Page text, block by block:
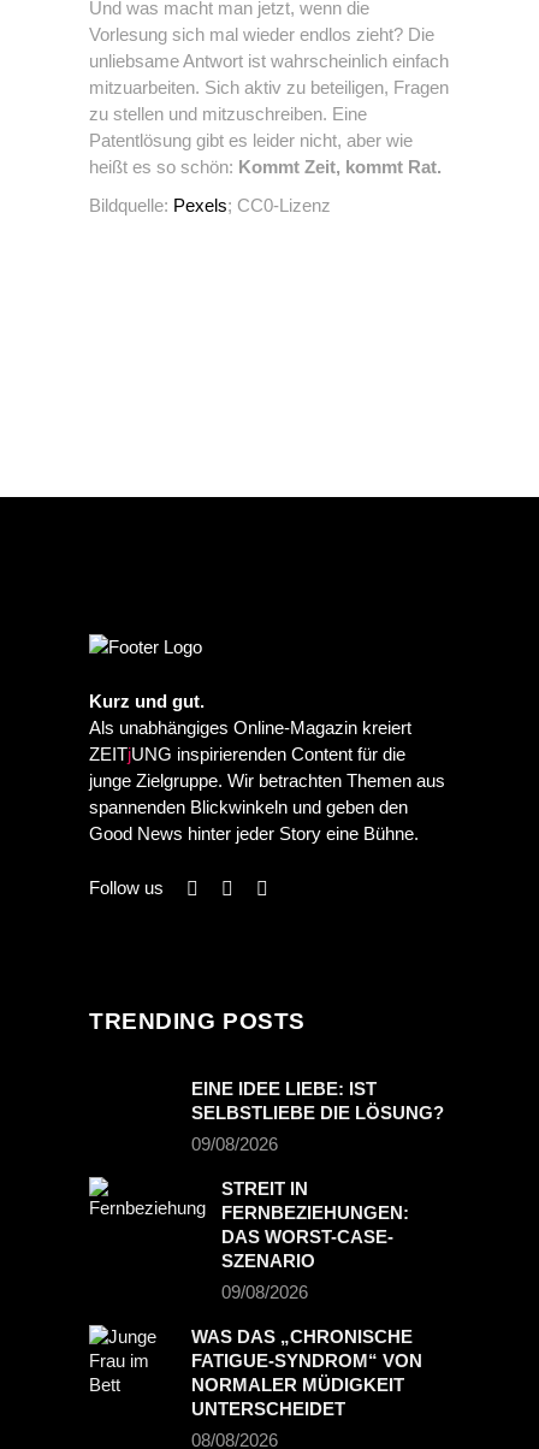
Und was macht man jetzt, wenn die
Vorlesung sich mal wieder endlos zieht? Die
unliebsame Antwort ist wahrscheinlich einfach
mitzuarbeiten. Sich aktiv zu beteiligen, Fragen
zu stellen und mitzuschreiben. Eine
Patentlösung gibt es leider nicht, aber wie
heißt es so schön: Kommt Zeit, kommt Rat.
Bildquelle: Pexels; CC0-Lizenz
Kurz und gut.
Als unabhängiges Online-Magazin kreiert
ZEITjUNG inspirierenden Content für die
junge Zielgruppe. Wir betrachten Themen aus
spannenden Blickwinkeln und geben den
Good News hinter jeder Story eine Bühne.
Follow us
TRENDING POSTS
EINE IDEE LIEBE: IST
SELBSTLIEBE DIE LÖSUNG?
09/08/2026
STREIT IN
FERNBEZIEHUNGEN:
DAS WORST-CASE-
SZENARIO
09/08/2026
WAS DAS „CHRONISCHE
FATIGUE-SYNDROM“ VON
NORMALER MÜDIGKEIT
UNTERSCHEIDET
08/08/2026